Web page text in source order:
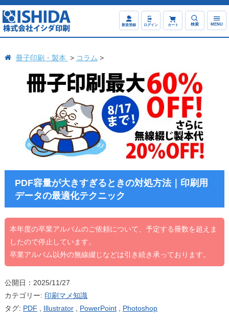
新規登録 ログイン カート 検索 MENU
冊子印刷・製本 コラム
PDF容量が大きすぎるときの対処方法｜印刷用
データの最適化テクニック
本年度の卒業アルバムのご依頼について、予定する冊数を超えま
したので停止しています。
卒業アルバム以外の無線綴じなどは引き続き承っております。
公開日：2025/11/27
カテゴリー: 印刷マメ知識
タグ: PDF Illustrator, PowerPoint, Photoshop